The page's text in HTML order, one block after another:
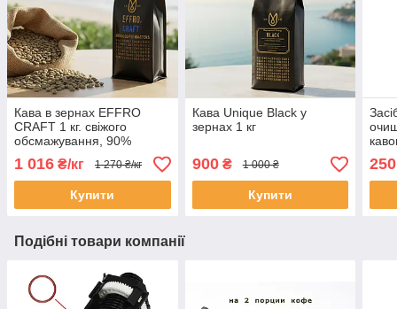
Кава в зернах EFFRO
CRAFT 1 кг. свіжого
обсмажування, 90%
1 016 ₴/кг 1 270 ₴/кг
Купити
Кава Unique Black у
зернах 1 кг
900₴ 1 000 ₴
Купити
250
Подібні товари компанії